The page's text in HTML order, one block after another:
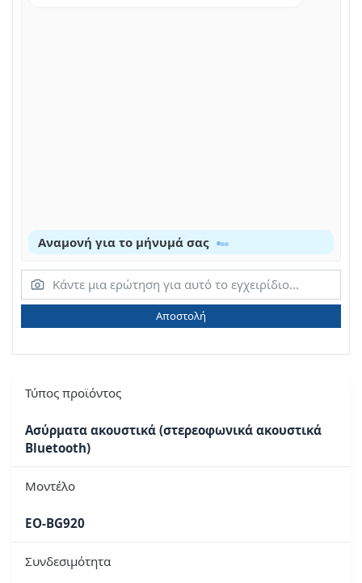
Αναμονή για το μήνυμά σας
Αποστολή
Τύπος προϊόντος
Ασύρματα ακουστικά (στερεοφωνικά ακουστικά
Bluetooth)
Μοντέλο
EO-BG920
Συνδεσιμότητα